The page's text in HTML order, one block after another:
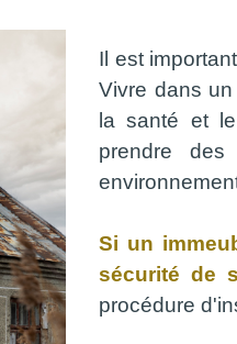
Il est
Vivre dans
la santé et
prendre
Si un
sécurité de
procédure